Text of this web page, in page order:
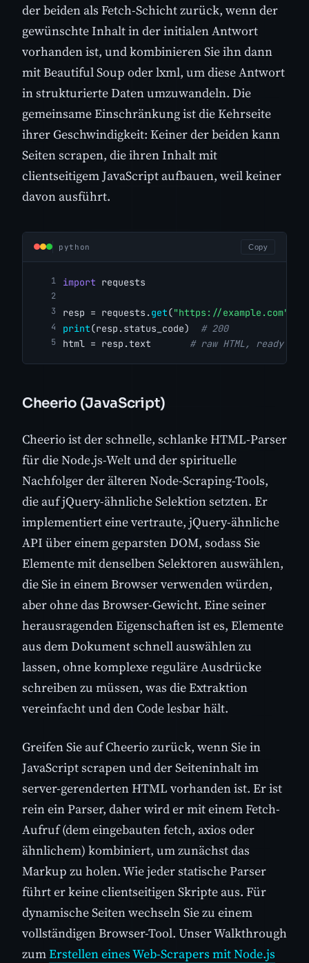
der beiden als Fetch-Schicht zurück, wenn der
gewünschte Inhalt in der initialen Antwort
vorhanden ist, und kombinieren Sie ihn dann
mit Beautiful Soup oder lxml, um diese Antwort
in strukturierte Daten umzuwandeln. Die
gemeinsame Einschränkung ist die Kehrseite
ihrer Geschwindigkeit: Keiner der beiden kann
Seiten scrapen, die ihren Inhalt mit
clientseitigem JavaScript aufbauen, weil keiner
davon ausführt.
python Copy
import requests
resp = requests. get("https://example.com"
print(resp.status_code) # 200
html = resp.text # raw HTML, ready to
Cheerio (JavaScript)
Cheerio ist der schnelle, schlanke HTML-Parser
für die Node.js-Welt und der spirituelle
Nachfolger der älteren Node-Scraping-Tools,
die auf jQuery-ähnliche Selektion setzten. Er
implementiert eine vertraute, jQuery-ähnliche
API über einem geparsten DOM, sodass Sie
Elemente mit denselben Selektoren auswählen,
die Sie in einem Browser verwenden würden,
aber ohne das Browser-Gewicht. Eine seiner
herausragenden Eigenschaften ist es, Elemente
aus dem Dokument schnell auswählen zu
lassen, ohne komplexe reguläre Ausdrücke
schreiben zu müssen, was die Extraktion
vereinfacht und den Code lesbar hält.
Greifen Sie auf Cheerio zurück, wenn Sie in
JavaScript scrapen und der Seiteninhalt im
server-gerenderten HTML vorhanden ist. Er ist
rein ein Parser, daher wird er mit einem Fetch-
Aufruf (dem eingebauten fetch, axios oder
ähnlichem) kombiniert, um zunächst das
Markup zu holen. Wie jeder statische Parser
führt er keine clientseitigen Skripte aus. Für
dynamische Seiten wechseln Sie zu einem
vollständigen Browser-Tool. Unser Walkthrough
zumErstellen eines Web-Scrapers mit Node.js